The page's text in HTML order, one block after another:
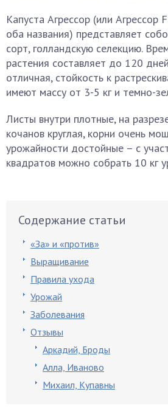
Капуста Агрессор (или Агрессор
оба названия) представляет
сорт, голландскую селекцию.
растения составляет до 120
отличная, стойкость к
имеют массу от 3-5 кг и темно-
Листы внутри плотные, на
кочанов круглая, корни очень
урожайности достойные – с
квадратов можно собрать 10 кг
Содержание статьи
«За» и «против»
Выращивание
Правила ухода
Урожай
Заболевания
Отзывы
Аркадий, Броды
Алла, Иваново
Михаил, Купавны